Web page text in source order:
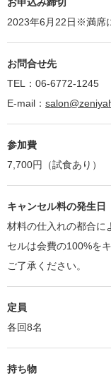
2023年6月22日※満席
お問合せ先
TEL：06-6772-1245
E-mail：
参加費
7,700円（試食あり）
キャンセル料の発生日
材料の仕入れの都合に
セルは会費の100%を
ご了承ください。
定員
各回8名
持ち物